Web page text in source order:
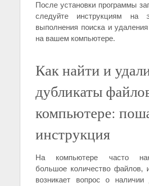
После установки программы
следуйте инструкциям на
выполнения поиска и
на вашем компьютере.
Как найти и
дубликаты
компьютере:
инструкция
На компьютере часто
большое количество файлов,
возникает вопрос о наличии